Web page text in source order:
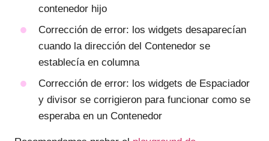
contenedor hijo
Corrección de error: los widgets desaparecían
cuando la dirección del Contenedor se
establecía en columna
Corrección de error: los widgets de Espaciador
y divisor se corrigieron para funcionar como se
esperaba en un Contenedor